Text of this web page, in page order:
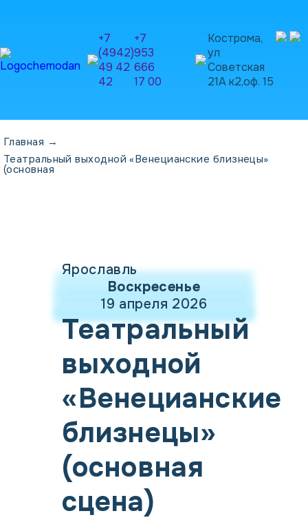
+7
(4942)
49 42
42
+7
953
666
17 00
Кострома,
ул
Советская
21А к2,оф. 15
Главная →
Театральный выходной «Венецианские близнецы»
(основная
Ярославль
Воскресенье
19 апреля 2026
Театральный
выходной
«Венецианские
близнецы»
(основная
сцена)